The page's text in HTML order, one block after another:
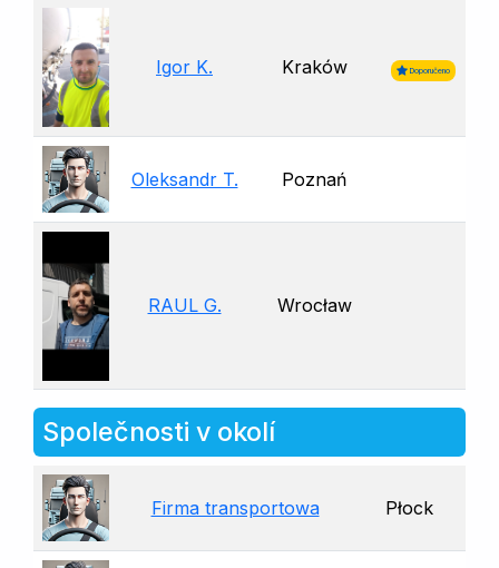
Igor K. Kraków Doporučeno
Oleksandr T. Poznań
RAUL G. Wrocław
Společnosti v okolí
Firma transportowa Płock